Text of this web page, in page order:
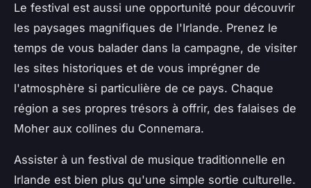
Le festival est aussi une opportunité pour découvrir
les paysages magnifiques de l'Irlande. Prenez le
temps de vous balader dans la campagne, de visiter
les sites historiques et de vous imprégner de
l'atmosphère si particulière de ce pays. Chaque
région a ses propres trésors à offrir, des falaises de
Moher aux collines du Connemara.
Assister à un festival de musique traditionnelle en
Irlande est bien plus qu'une simple sortie culturelle.